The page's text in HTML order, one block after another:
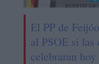
El PP de
al PSOE si las
celebraran hoy